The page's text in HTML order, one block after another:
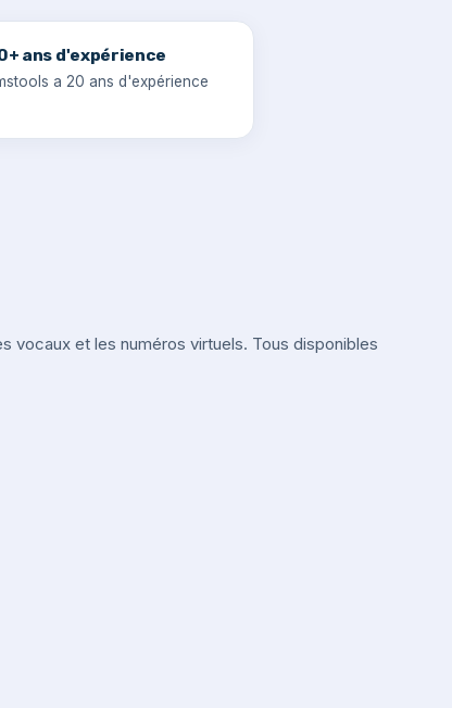
ans d'expérience
a 20 ans d'expérience
vocaux et les numéros virtuels. Tous disponibles